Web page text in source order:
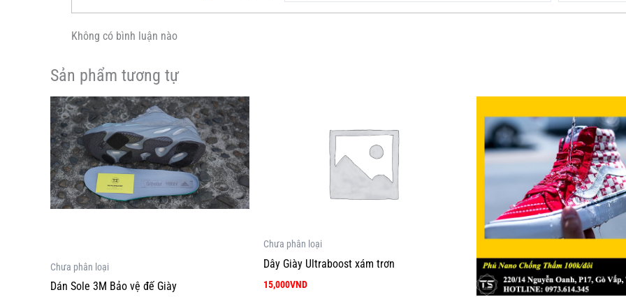
Không có bình luận nào
Sản phẩm tương tự
Chưa phân loại
Dán Sole 3M Bảo vệ đế Giày
Chưa phân loại
Dây Giày Ultraboost xám trơn
15,000VND
tùy
chọn
có